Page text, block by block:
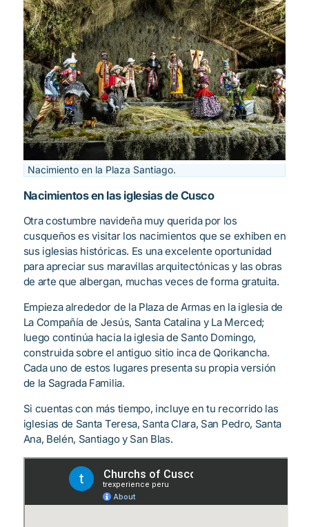
Nacimiento en la Plaza Santiago.
Nacimientos en las iglesias de Cusco
Otra costumbre navideña muy querida por los
cusqueños es visitar los nacimientos que se exhiben en
sus iglesias históricas. Es una excelente oportunidad
para apreciar sus maravillas arquitectónicas y las obras
de arte que albergan, muchas veces de forma gratuita.
Empieza alrededor de la Plaza de Armas en la iglesia de
La Compañía de Jesús, Santa Catalina y La Merced;
luego continúa hacia la iglesia de Santo Domingo,
construida sobre el antiguo sitio inca de Qorikancha.
Cada uno de estos lugares presenta su propia versión
de la Sagrada Familia.
Si cuentas con más tiempo, incluye en tu recorrido las
iglesias de Santa Teresa, Santa Clara, San Pedro, Santa
Ana, Belén, Santiago y San Blas.